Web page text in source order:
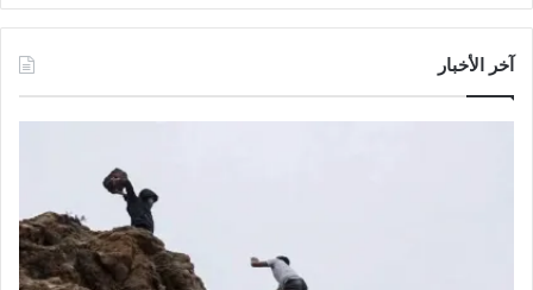
آخر الأخبار